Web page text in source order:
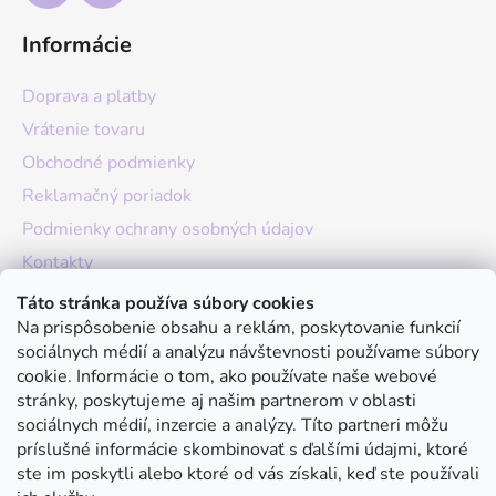
Táto stránka používa súbory cookies
Na prispôsobenie obsahu a reklám, poskytovanie funkcií
sociálnych médií a analýzu návštevnosti používame súbory
cookie. Informácie o tom, ako používate naše webové
stránky, poskytujeme aj našim partnerom v oblasti
sociálnych médií, inzercie a analýzy. Títo partneri môžu
príslušné informácie skombinovať s ďalšími údajmi, ktoré
ste im poskytli alebo ktoré od vás získali, keď ste používali
Informácie
Doprava a platby
Vrátenie tovaru
Obchodné podmienky
Reklamačný poriadok
Podmienky ochrany osobných údajov
Kontakty
O nás
Hodnotenie obchodu
Moja objednávka
Instagram